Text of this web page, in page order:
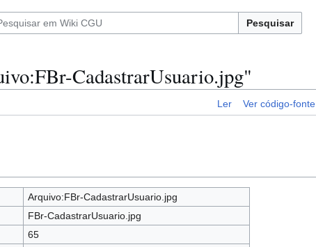
Pesquisar
CadastrarUsuario.jpg"
Ler Ver código-fonte
Arquivo:FBr-CadastrarUsuario.jpg
FBr-CadastrarUsuario.jpg
65